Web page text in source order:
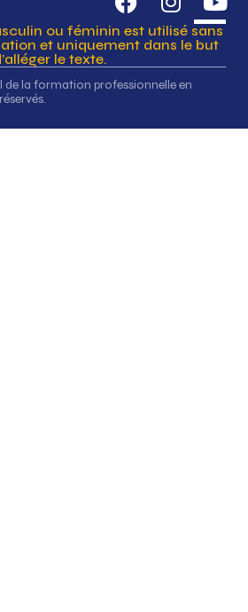
ou féminin est utilisé sans
et uniquement dans le but
le texte.
de la formation professionnelle en